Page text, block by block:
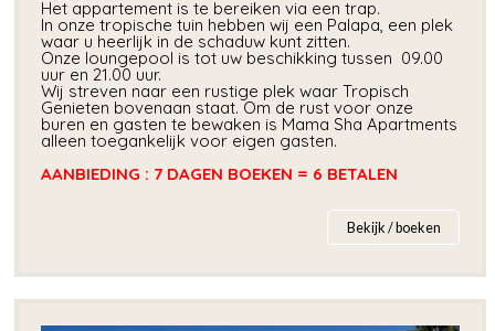
Het appartement is te bereiken via een trap.
In onze tropische tuin hebben wij een Palapa, een plek
waar u heerlijk in de schaduw kunt zitten.
Onze loungepool is tot uw beschikking tussen 09.00
uur en 21.00 uur.
Wij streven naar een rustige plek waar Tropisch
Genieten bovenaan staat. Om de rust voor onze
buren en gasten te bewaken is Mama Sha Apartments
alleen toegankelijk voor eigen gasten.
AANBIEDING : 7 DAGEN BOEKEN = 6 BETALEN
Bekijk / boeken